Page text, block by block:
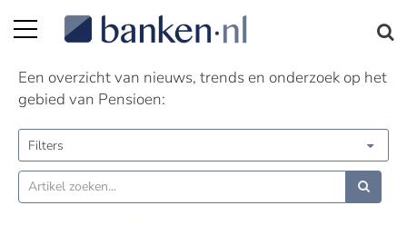
Pensioen nieuws | Pagina 3
Een overzicht van nieuws, trends en onderzoek op het
gebied van Pensioen:
Filters